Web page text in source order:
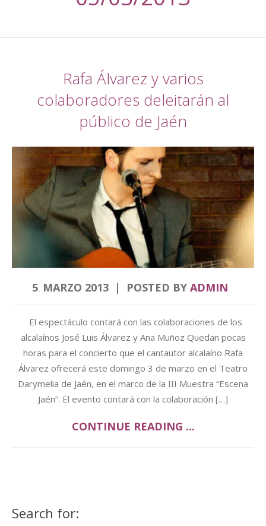
Rafa Álvarez y varios
colaboradores deleitarán al
público de Jaén
5. MARZO 2013 POSTED BY ADMIN
El espectáculo contará con las colaboraciones de los
alcalaínos José Luis Álvarez y Ana Muñoz Quedan pocas
horas para el concierto que el cantautor alcalaíno Rafa
Álvarez ofrecerá este domingo 3 de marzo en el Teatro
Darymelia de Jaén, en el marco de la III Muestra “Escena
Jaén”. El evento contará con la colaboración […]
CONTINUE READING ...
Search for: